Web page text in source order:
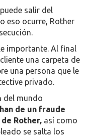
salir del
eso ocurre, Rother
importante. Al final
una carpeta de
una persona que le
privado.
del mundo
de un fraude
Rother, así como
se salta los